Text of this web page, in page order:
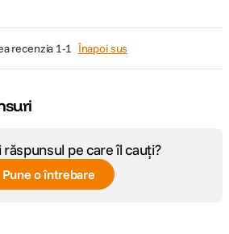
recenzia 1-1 Înapoi sus
pe care îl cauți?
Pune o întrebare